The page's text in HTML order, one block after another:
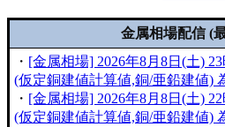
金属相場配信 (
・ [金属相場] 2026年8月8日(土)
(仮定銅建値計算値,銅/亜鉛建値)
・ [金属相場] 2026年8月8日(土)
(仮定銅建値計算値,銅/亜鉛建値)